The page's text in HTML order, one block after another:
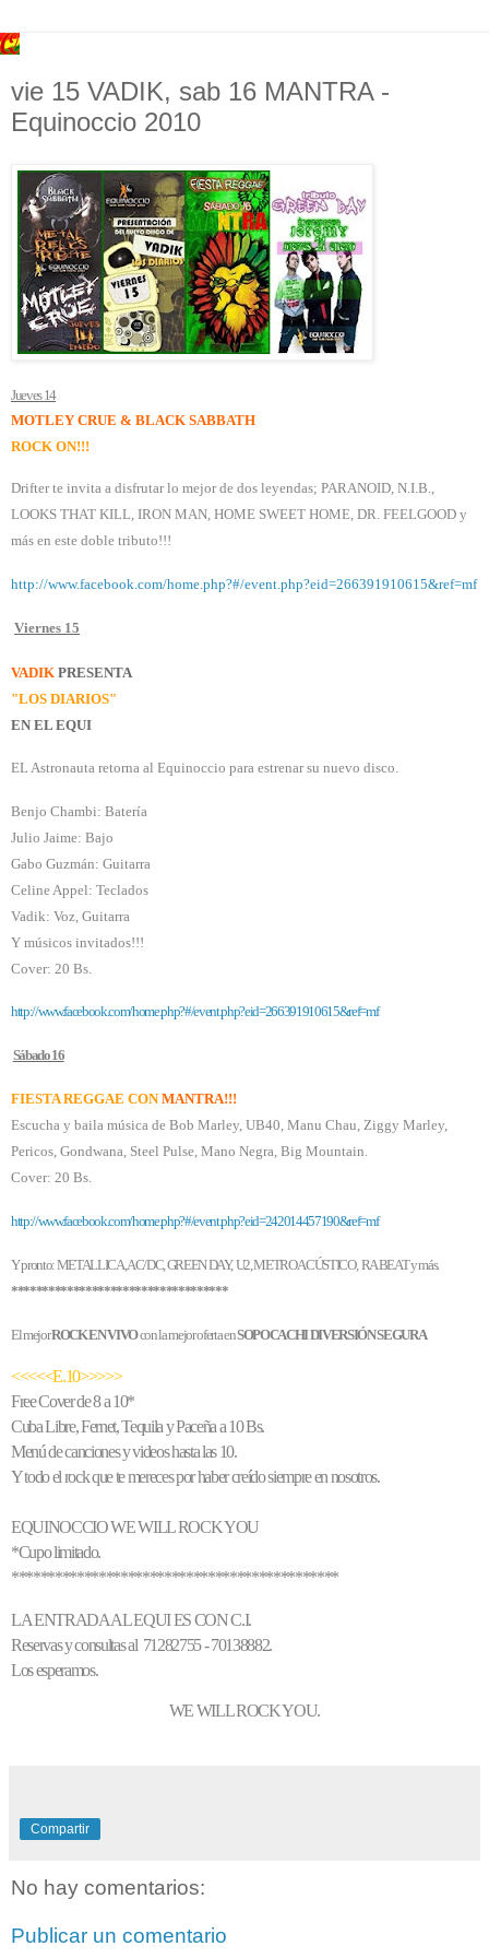
vie 15 VADIK, sab 16 MANTRA -
Equinoccio 2010
Jueves 14
MOTLEY CRUE & BLACK SABBATH
ROCK ON!!!
Drifter te invita a disfrutar lo mejor de dos leyendas; PARANOID, N.I.B.,
LOOKS THAT KILL, IRON MAN, HOME SWEET HOME, DR. FEELGOOD y
más en este doble tributo!!!
http://www.facebook.com/home.php?#/event.php?eid=266391910615&ref=mf
Viernes 15
VADIK PRESENTA
"LOS DIARIOS"
EN EL EQUI
EL Astronauta retorna al Equinoccio para estrenar su nuevo disco.
Benjo Chambi: Batería
Julio Jaime: Bajo
Gabo Guzmán: Guitarra
Celine Appel: Teclados
Vadik: Voz, Guitarra
Y músicos invitados!!!
Cover: 20 Bs.
http://www.facebook.com/home.php?#/event.php?eid=266391910615&ref=mf
Sábado 16
FIESTA REGGAE CON MANTRA!!!
Escucha y baila música de Bob Marley, UB40, Manu Chau, Ziggy Marley,
Pericos, Gondwana, Steel Pulse, Mano Negra, Big Mountain.
Cover: 20 Bs.
http://www.facebook.com/home.php?#/event.php?eid=242014457190&ref=mf
Y pronto: METALLICA, AC/DC, GREEN DAY, U2, METRO ACÚSTICO, RA BEAT y más.
***********************************
El mejorROCK EN VIVOcon la mejor oferta enSOPOCACHI DIVERSIÓN SEGURA
<<<<<E.10>>>>>
Free Cover de 8 a 10*
Cuba Libre, Fernet, Tequila y Paceña a 10 Bs.
Menú de canciones y videos hasta las 10.
Y todo el rock que te mereces por haber creído siempre en nosotros.
EQUINOCCIO WE WILL ROCK YOU
*Cupo limitado.
*********************************************
LA ENTRADA ALEQUI ES CON C.I.
Reservas y consultas al 71282755 - 70138882.
Los esperamos.
WE WILL ROCK YOU.
Compartir
No hay comentarios:
Publicar un comentario